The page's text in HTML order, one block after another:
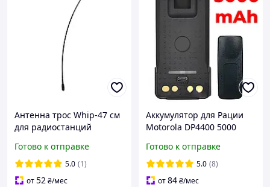
Антенна трос Whip-47 см
для радиостанций
DP4800/DP4400/DP4600/D
P 4800e/DP 4400e/DP
4600e
Готово к отправке
5.0 (1)
от52₴/мес
Аккумулятор для Рации
Motorola DP4400 5000
Радиостанцию Моторола
DP4800 DP4600 DP4400e +
клипса
Готово к отправке
5.0 (8)
от84₴/мес